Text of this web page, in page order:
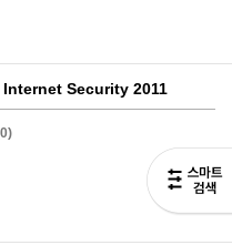
Security 2011